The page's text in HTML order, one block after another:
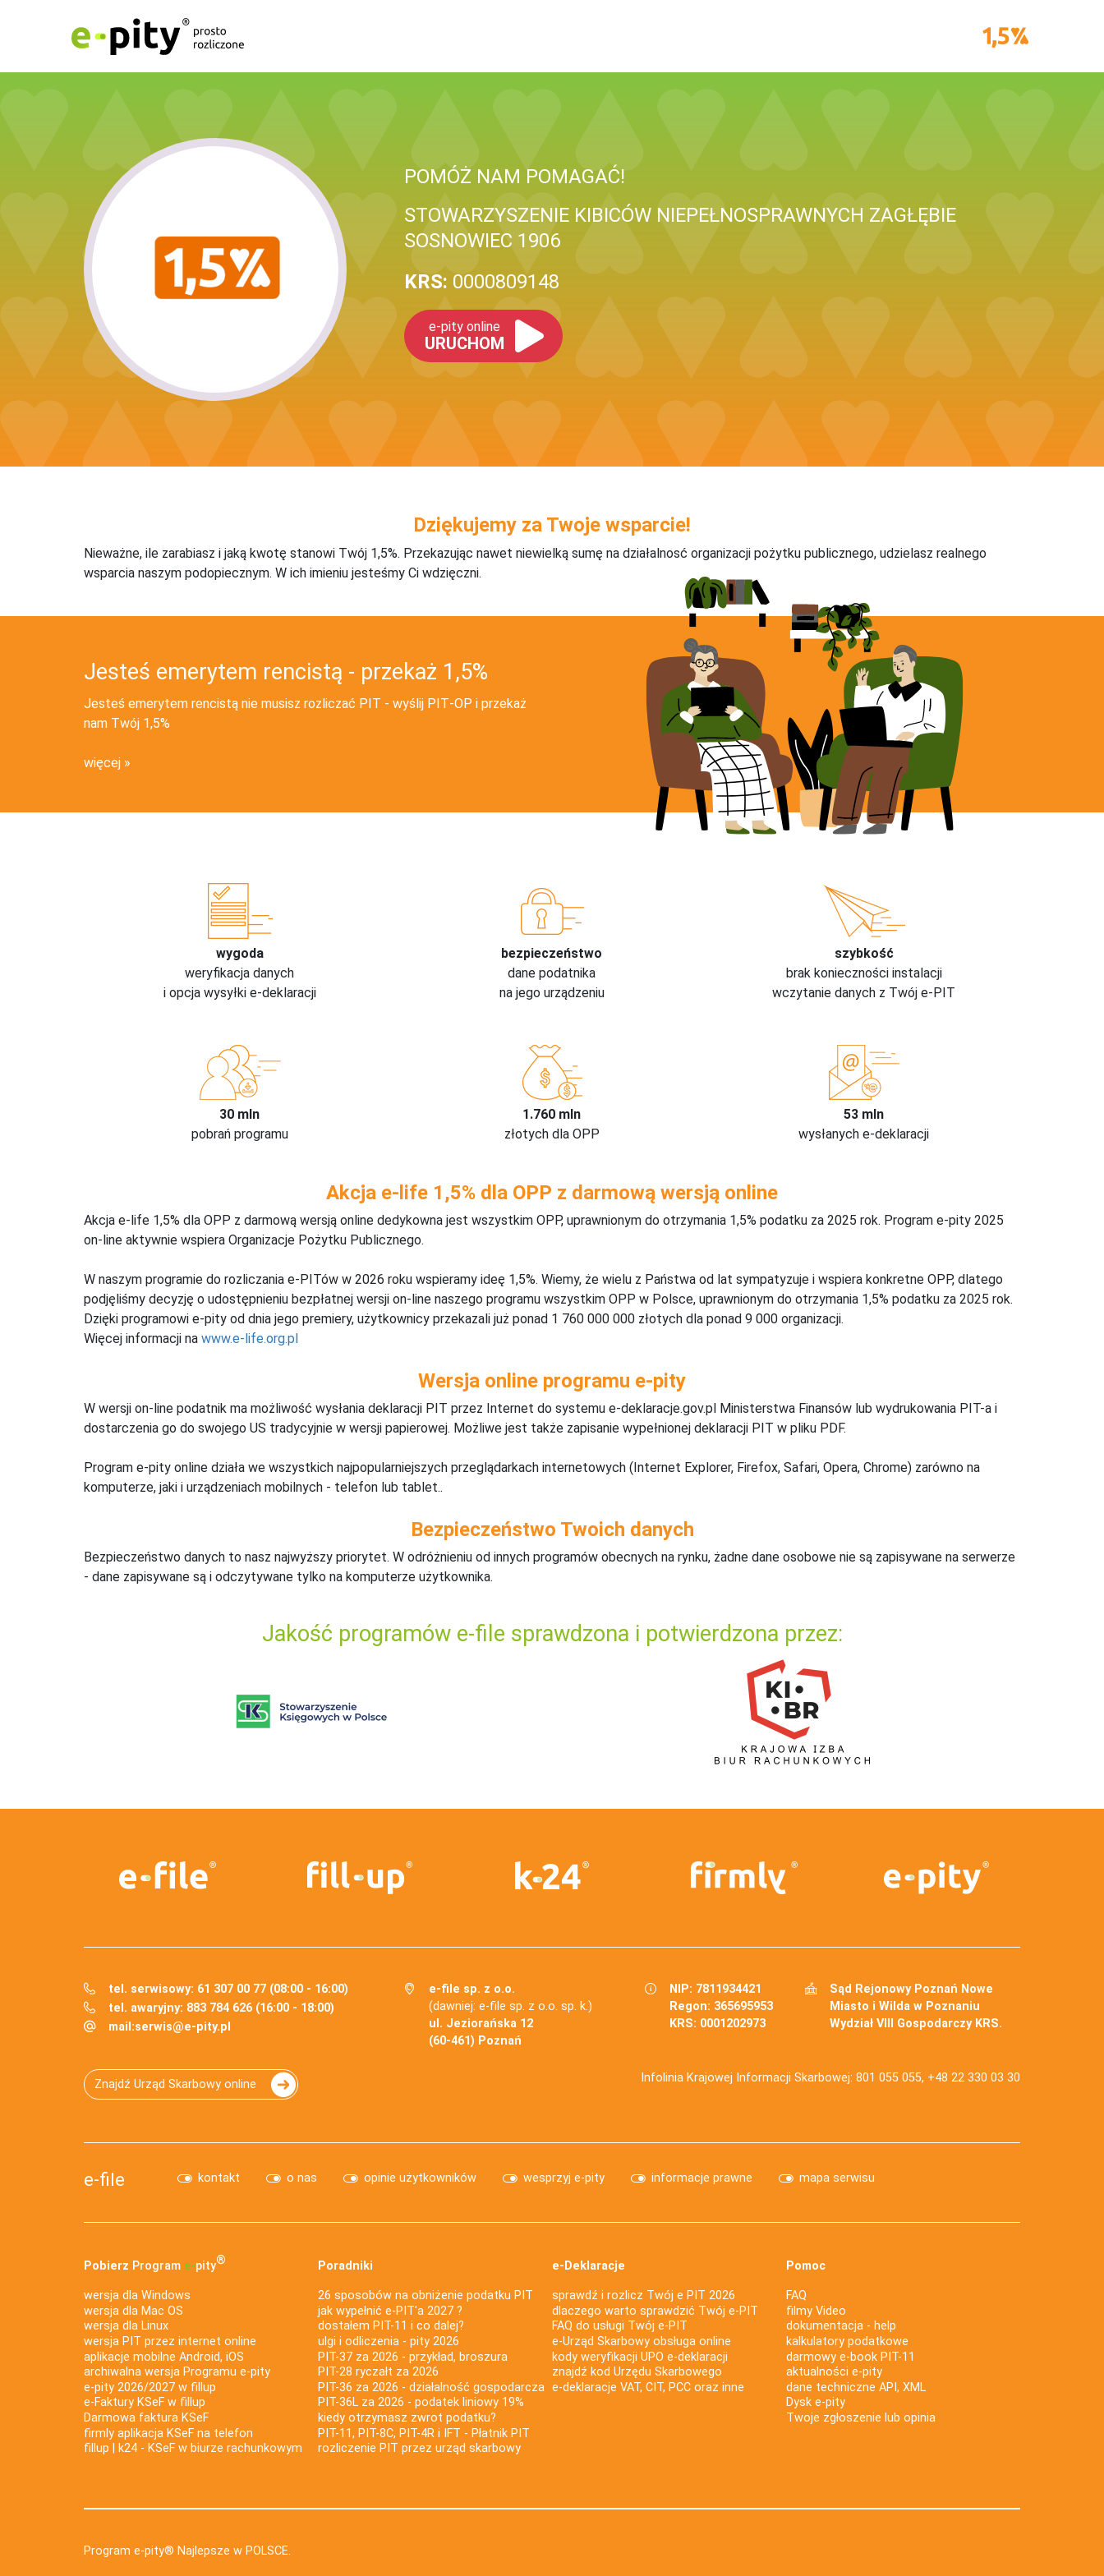
POMÓŻ NAM POMAGAĆ!
STOWARZYSZENIE KIBICÓW NIEPEŁNOSPRAWNYCH ZAGŁĘBIE
SOSNOWIEC 1906
KRS: 0000809148
e-pity online
URUCHOM
Dziękujemy za Twoje wsparcie!
Nieważne, ile zarabiasz i jaką kwotę stanowi Twój 1,5%. Przekazując nawet niewielką sumę na działalnosć organizacji pożytku publicznego, udzielasz realnego
wsparcia naszym podopiecznym. W ich imieniu jesteśmy Ci wdzięczni.
Jesteś emerytem rencistą - przekaż 1,5%
Jesteś emerytem rencistą nie musisz rozliczać PIT - wyślij PIT‑OP i przekaż
nam Twój 1,5%
więcej
wygoda
weryfikacja danych
i opcja wysyłki e-deklaracji
bezpieczeństwo
dane podatnika
na jego urządzeniu
szybkość
brak konieczności instalacji
wczytanie danych z Twój e-PIT
30 mln
pobrań programu
1.760 mln
złotych dla OPP
53 mln
wysłanych e-deklaracji
Akcja e-life 1,5% dla OPP z darmową wersją online
Akcja e-life 1,5% dla OPP z darmową wersją online dedykowna jest wszystkim OPP, uprawnionym do otrzymania 1,5% podatku za 2025 rok. Program e-pity 2025
on-line aktywnie wspiera Organizacje Pożytku Publicznego.
W naszym programie do rozliczania e-PITów w 2026 roku wspieramy ideę 1,5%. Wiemy, że wielu z Państwa od lat sympatyzuje i wspiera konkretne OPP, dlatego
podjęliśmy decyzję o udostępnieniu bezpłatnej wersji on-line naszego programu wszystkim OPP w Polsce, uprawnionym do otrzymania 1,5% podatku za 2025 rok.
Dzięki programowi e-pity od dnia jego premiery, użytkownicy przekazali już ponad 1 760 000 000 złotych dla ponad 9 000 organizacji.
Więcej informacji na www.e-life.org.pl
Wersja online programu e-pity
W wersji on-line podatnik ma możliwość wysłania deklaracji PIT przez Internet do systemu e-deklaracje.gov.pl Ministerstwa Finansów lub wydrukowania PIT-a i
dostarczenia go do swojego US tradycyjnie w wersji papierowej. Możliwe jest także zapisanie wypełnionej deklaracji PIT w pliku PDF.
Program e-pity online działa we wszystkich najpopularniejszych przeglądarkach internetowych (Internet Explorer, Firefox, Safari, Opera, Chrome) zarówno na
komputerze, jaki i urządzeniach mobilnych - telefon lub tablet..
Bezpieczeństwo Twoich danych
Bezpieczeństwo danych to nasz najwyższy priorytet. W odróżnieniu od innych programów obecnych na rynku, żadne dane osobowe nie są zapisywane na serwerze
- dane zapisywane są i odczytywane tylko na komputerze użytkownika.
Jakość programów e-file sprawdzona i potwierdzona przez:
tel. serwisowy: 61 307 00 77 (08:00 - 16:00)
tel. awaryjny: 883 784 626 (16:00 - 18:00)
mail:serwis@e-pity.pl
e-file sp. z o.o.
(dawniej: e-file sp. z o.o. sp. k.)
ul. Jeziorańska 12
(60-461) Poznań
NIP: 7811934421
Regon: 365695953
KRS: 0001202973
Sąd Rejonowy Poznań Nowe
Miasto i Wilda w Poznaniu
Wydział VIII Gospodarczy KRS.
Znajdź Urząd Skarbowy online Infolinia Krajowej Informacji Skarbowej: 801 055 055, +48 22 330 03 30
e-file kontakt o nas opinie użytkowników wesprzyj e-pity informacje prawne mapa serwisu
Pobierz Program e‑pity®
wersja dla Windows
wersja dla Mac OS
wersja dla Linux
wersja PIT przez internet online
aplikacje mobilne Android, iOS
archiwalna wersja Programu e-pity
e-pity 2026/2027 w fillup
e‑Faktury KSeF w fillup
Darmowa faktura KSeF
firmly aplikacja KSeF na telefon
fillup | k24 - KSeF w biurze rachunkowym
Poradniki
26 sposobów na obniżenie podatku PIT
jak wypełnić e-PIT'a 2027 ?
dostałem PIT-11 i co dalej?
ulgi i odliczenia - pity 2026
PIT-37 za 2026 - przykład, broszura
PIT-28 ryczałt za 2026
PIT-36 za 2026 - działalność gospodarcza
PIT-36L za 2026 - podatek liniowy 19%
kiedy otrzymasz zwrot podatku?
PIT-11, PIT-8C, PIT-4R i IFT - Płatnik PIT
rozliczenie PIT przez urząd skarbowy
e-Deklaracje
sprawdź i rozlicz Twój e PIT 2026
dlaczego warto sprawdzić Twój e-PIT
FAQ do usługi Twój e-PIT
e-Urząd Skarbowy obsługa online
kody weryfikacji UPO e-deklaracji
znajdź kod Urzędu Skarbowego
e-deklaracje VAT, CIT, PCC oraz inne
Pomoc
FAQ
filmy Video
dokumentacja - help
kalkulatory podatkowe
darmowy e-book PIT-11
aktualności e-pity
dane techniczne API, XML
Dysk e-pity
Twoje zgłoszenie lub opinia
Program e-pity® Najlepsze w POLSCE.